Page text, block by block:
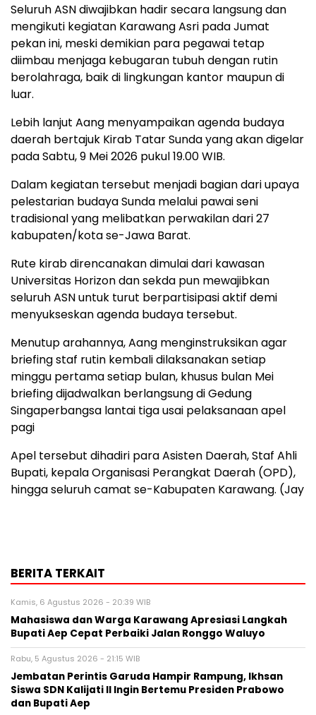
Seluruh ASN diwajibkan hadir secara langsung dan
mengikuti kegiatan Karawang Asri pada Jumat
pekan ini, meski demikian para pegawai tetap
diimbau menjaga kebugaran tubuh dengan rutin
berolahraga, baik di lingkungan kantor maupun di
luar.
Lebih lanjut Aang menyampaikan agenda budaya
daerah bertajuk Kirab Tatar Sunda yang akan digelar
pada Sabtu, 9 Mei 2026 pukul 19.00 WIB.
Dalam kegiatan tersebut menjadi bagian dari upaya
pelestarian budaya Sunda melalui pawai seni
tradisional yang melibatkan perwakilan dari 27
kabupaten/kota se-Jawa Barat.
Rute kirab direncanakan dimulai dari kawasan
Universitas Horizon dan sekda pun mewajibkan
seluruh ASN untuk turut berpartisipasi aktif demi
menyukseskan agenda budaya tersebut.
Menutup arahannya, Aang menginstruksikan agar
briefing staf rutin kembali dilaksanakan setiap
minggu pertama setiap bulan, khusus bulan Mei
briefing dijadwalkan berlangsung di Gedung
Singaperbangsa lantai tiga usai pelaksanaan apel
pagi
Apel tersebut dihadiri para Asisten Daerah, Staf Ahli
Bupati, kepala Organisasi Perangkat Daerah (OPD),
hingga seluruh camat se-Kabupaten Karawang. (Jay
BERITA TERKAIT
Kamis, 6 Agustus 2026 - 20:39 WIB
Mahasiswa dan Warga Karawang Apresiasi Langkah
Bupati Aep Cepat Perbaiki Jalan Ronggo Waluyo
Rabu, 5 Agustus 2026 - 21:15 WIB
Jembatan Perintis Garuda Hampir Rampung, Ikhsan
Siswa SDN Kalijati II Ingin Bertemu Presiden Prabowo
dan Bupati Aep